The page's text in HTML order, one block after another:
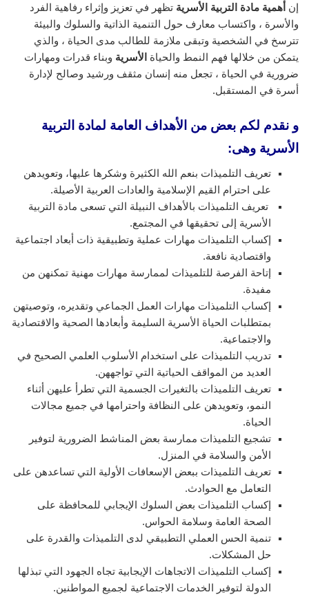
إن أهمية مادة التربية الأسرية تظهر في تعزيز وإثراء رفاهية الفرد
والأسرة ، واكتساب معارف حول التنمية الذاتية والسلوك والبيئة
تترسخ في الشخصية وتبقى ملازمة للطالب مدى الحياة ، والذي
يتمكن من خلالها فهم النمط والحياة الأسرية وبناء قدرات ومهارات
ضرورية في الحياة ، تجعل منه إنسان مثقف ورشيد وصالح لإدارة
أسرة في المستقبل.
و نقدم لكم بعض من الأهداف العامة لمادة التربية
الأسرية وهى:
تعريف التلميذات بنعم الله الكثيرة وشكرها عليها، وتعويدهن
على احترام القيم الإسلامية والعادات العربية الأصيلة.
تعريف التلميذات بالأهداف النبيلة التي تسعى مادة التربية
الأسرية إلى تحقيقها في المجتمع.
إكساب التلميذات مهارات عملية وتطبيقية ذات أبعاد اجتماعية
واقتصادية نافعة.
إتاحة الفرصة للتلميذات لممارسة مهارات مهنية تمكنهن من
مفيدة.
إكساب التلميذات مهارات العمل الجماعي وتقديره، وتوصيتهن
بمتطلبات الحياة الأسرية السليمة وأبعادها الصحية والاقتصادية
والاجتماعية.
تدريب التلميذات على استخدام الأسلوب العلمي الصحيح في
العديد من المواقف الحياتية التي تواجههن.
تعريف التلميذات بالتغيرات الجسمية التي تطرأ عليهن أثناء
النمو، وتعويدهن على النظافة واحترامها في جميع مجالات
الحياة.
تشجيع التلميذات ممارسة بعض المناشط الضرورية لتوفير
الأمن والسلامة في المنزل.
تعريف التلميذات ببعض الإسعافات الأولية التي تساعدهن على
التعامل مع الحوادث.
إكساب التلميذات بعض السلوك الإيجابي للمحافظة على
الصحة العامة وسلامة الحواس.
تنمية الحس العملي التطبيقي لدى التلميذات والقدرة على
حل المشكلات.
إكساب التلميذات الاتجاهات الإيجابية تجاه الجهود التي تبذلها
الدولة لتوفير الخدمات الاجتماعية لجميع المواطنين.